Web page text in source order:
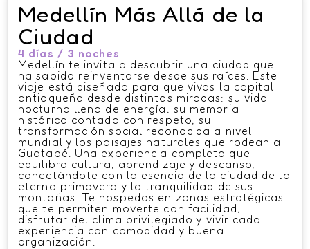
Medellín Más Allá de la
Ciudad
4 días / 3 noches
Medellín te invita a descubrir una ciudad que
ha sabido reinventarse desde sus raíces. Este
viaje está diseñado para que vivas la capital
antioqueña desde distintas miradas: su vida
nocturna llena de energía, su memoria
histórica contada con respeto, su
transformación social reconocida a nivel
mundial y los paisajes naturales que rodean a
Guatapé. Una experiencia completa que
equilibra cultura, aprendizaje y descanso,
conectándote con la esencia de la ciudad de la
eterna primavera y la tranquilidad de sus
montañas. Te hospedas en zonas estratégicas
que te permiten moverte con facilidad,
disfrutar del clima privilegiado y vivir cada
experiencia con comodidad y buena
organización.